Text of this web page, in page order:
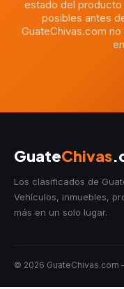
estado del
posibles antes
GuateChivas.com
GuateChivas
Los clasificados de
Vehículos, inmuebles,
más en un solo lugar.
© 2026